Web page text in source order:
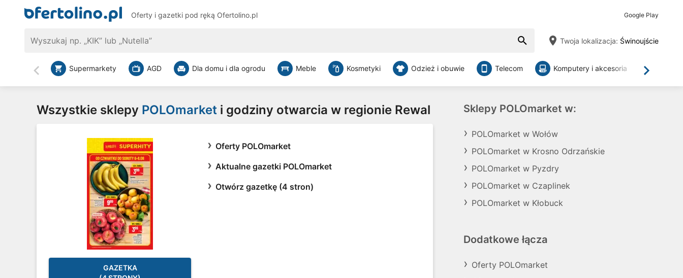
Oferty i gazetki pod ręką Ofertolino.pl Google Play
Twoja lokalizacja: Świnoujście
Wstecz Dalej
Supermarkety AGD Dla domu i dla ogrodu Meble Kosmetyki Odzież i obuwie Telecom Komputery i akcesoria
Wszystkie sklepy POLOmarket i godziny otwarcia w regionie Rewal
GAZETKA
Oferty POLOmarket
Aktualne gazetki POLOmarket
Otwórz gazetkę (4 stron)
Sklepy POLOmarket w:
POLOmarket w Wołów
POLOmarket w Krosno Odrzańskie
POLOmarket w Pyzdry
POLOmarket w Czaplinek
POLOmarket w Kłobuck
Dodatkowe łącza
Oferty POLOmarket